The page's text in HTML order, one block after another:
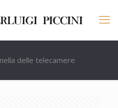
delle telecamere